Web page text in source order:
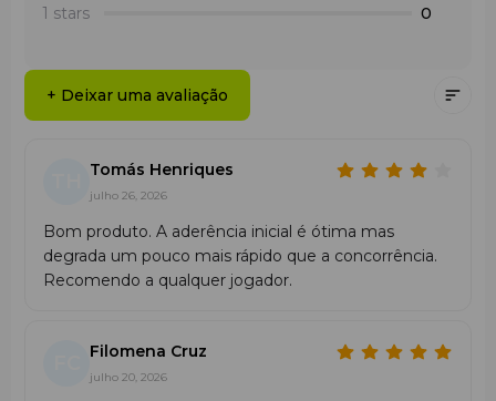
+ Deixar uma avaliação
Tomás Henriques
julho 26, 2026
Bom produto. A aderência inicial é ótima mas
degrada um pouco mais rápido que a concorrência.
Recomendo a qualquer jogador.
Filomena Cruz
julho 20, 2026
1 stars
0